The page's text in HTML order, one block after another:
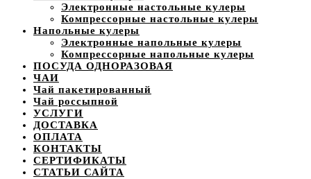
Электронные настольные кулеры
Компрессорные настольные кулеры
Напольные кулеры
Электронные напольные кулеры
Компрессорные напольные кулеры
ПОСУДА ОДНОРАЗОВАЯ
ЧАИ
Чай пакетированный
Чай россыпной
УСЛУГИ
ДОСТАВКА
ОПЛАТА
КОНТАКТЫ
СЕРТИФИКАТЫ
СТАТЬИ САЙТА